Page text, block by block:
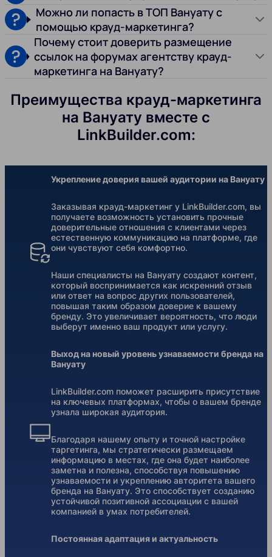
Можно ли попасть в ТОП Вануату с
помощью крауд-маркетинга?
Почему стоит доверить размещение
ссылок на форумах агентству крауд-
маркетинга на Вануату?
Преимущества крауд-маркетинга
на Вануату вместе с
LinkBuilder.com:
Укрепление доверия вашей аудитории на Вануату
Заказывая крауд-маркетинг у LinkBuilder.com, вы
получаете возможность установить прочные
доверительные отношения с клиентами через
естественную коммуникацию на платформе, где
они чувствуют себя комфортно.
Наши специалисты на Вануату создают контент,
который воспринимается как искренний отзыв
или ответ на вопрос других пользователей,
повышая таким образом доверие к вашему
бренду. Это увеличивает вероятность, что люди
выберут именно ваш продукт или услугу.
Выход на новый уровень узнаваемости бренда на
Вануату
LinkBuilder.com поможет расширить присутствие
на ключевых платформах, чтобы о вашем бренде
узнала широкая аудитория.
Благодаря нашему опыту и точной настройке
таргетинга, мы стратегически размещаем
информацию в местах, где она будет наиболее
заметна и полезна, способствуя повышению
узнаваемости и укреплению авторитета вашего
бренда на Вануату. Это способствует созданию
устойчивой позитивной ассоциации с вашей
компанией в умах потребителей.
Постоянная адаптация и актуальность